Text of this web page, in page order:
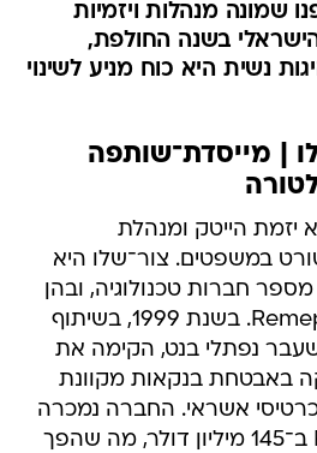
שמונה מנהלות ויזמיות
בשנה החולפת,
נשית היא כוח מניע לשינוי
| מייסדת־שותפה
יזמת הייטק ומנהלת
במשפטים. צור־שלו היא
חברות טכנולוגיה, ובהן
סאיוטה, קלטורה ו־Remepy. בשנת 1999, בשיתוף
נפתלי בנט, הקימה את
באבטחת בנקאות מקוונת
אשראי. החברה נמכרה
ב־2005 לחברת RSA ב־145 מיליון דולר, מה שהפך